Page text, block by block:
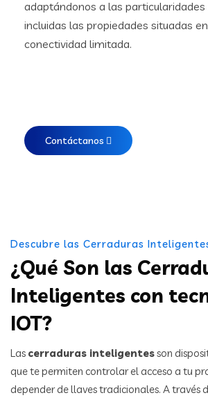
adaptándonos a las particularidades
incluidas las propiedades situadas
conectividad limitada.
Contáctanos
Descubre las Cerraduras
¿Qué Son las
Inteligentes con
IOT?
Las cerraduras inteligentesson
que te permiten controlar el acceso a tu
depender de llaves tradicionales. A través